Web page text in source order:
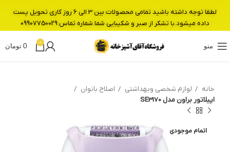
منو
0
0 تومان
خانه لوازم شخصی وبهداشتی
اصلاح بانوان
اپیلاتور براون مدل SE3170
اتمام موجودی
لطفا توجه داشته باشید تمامی محصولات بین 3 الی 6 روز کاری تحویل پست
داده میشود.با تشکر از صبر و شکیبایی شما.شماره تماس:09907750029